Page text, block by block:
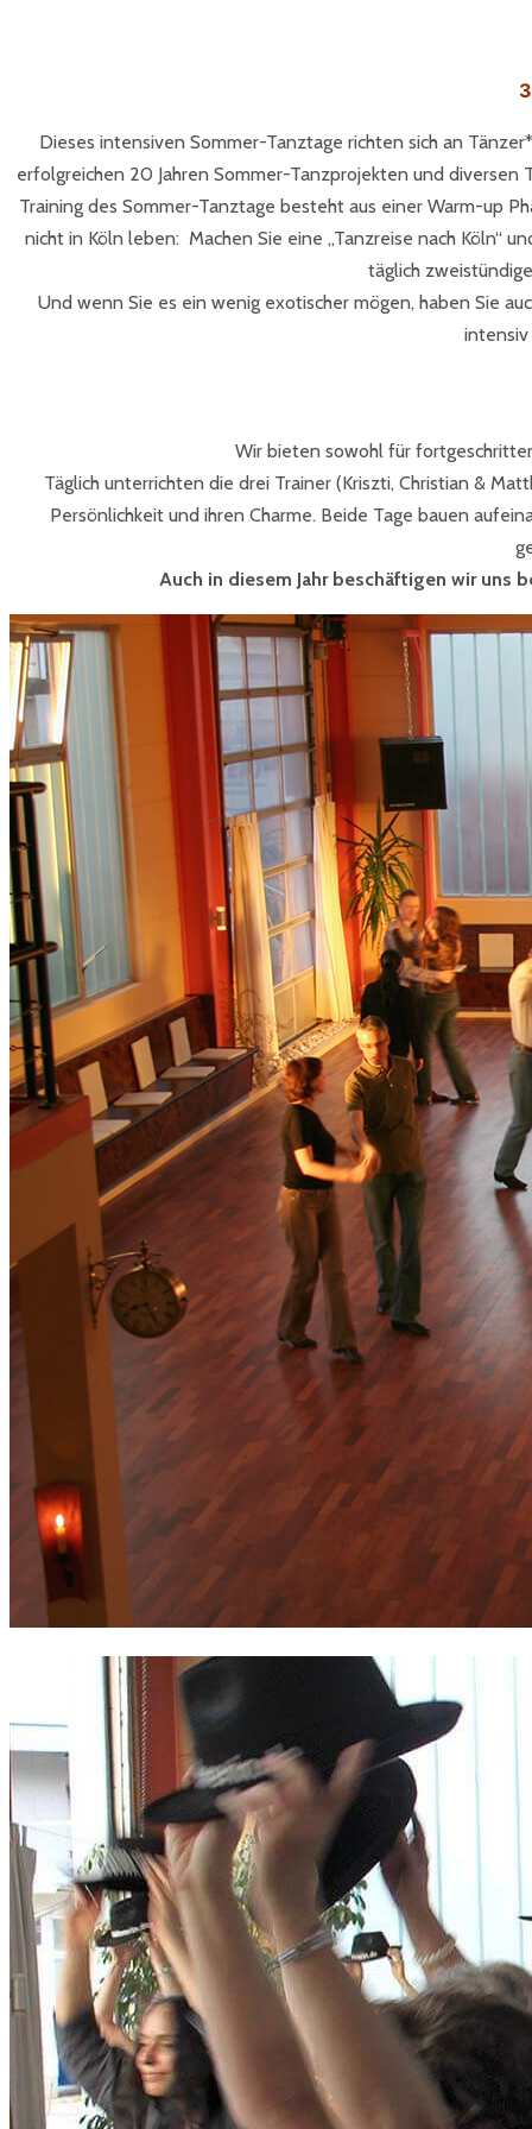
Dieses intensiven Sommer-Tanztage richten sich an
erfolgreichen 20 Jahren Sommer-Tanzprojekten und
Training des Sommer-Tanztage besteht aus einer Warm-up
nicht in Köln leben: Machen Sie eine „Tanzreise nach Köln“
täglich
Und wenn Sie es ein wenig exotischer mögen, haben Sie
intensiv
Wir bieten sowohl für
Täglich unterrichten die drei Trainer (Kriszti, Christian &
Persönlichkeit und ihren Charme. Beide Tage bauen
Auch in diesem Jahr beschäftigen wir uns